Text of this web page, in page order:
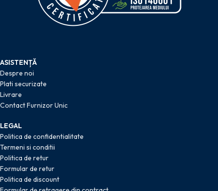
ASISTENȚĂ
Despre noi
Plati securizate
Livrare
Contact Furnizor Unic
LEGAL
Politica de confidentialitate
Termeni si conditii
Politica de retur
Formular de retur
Politica de discount